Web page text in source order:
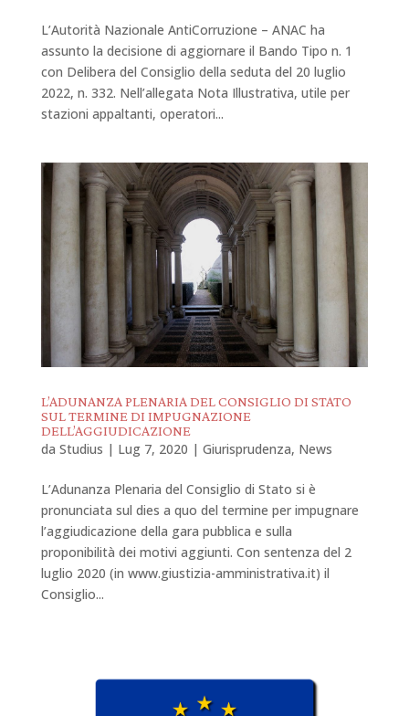
L’Autorità Nazionale AntiCorruzione – ANAC ha
assunto la decisione di aggiornare il Bando Tipo n. 1
con Delibera del Consiglio della seduta del 20 luglio
2022, n. 332. Nell’allegata Nota Illustrativa, utile per
stazioni appaltanti, operatori...
L’ADUNANZA PLENARIA DEL CONSIGLIO DI STATO
SUL TERMINE DI IMPUGNAZIONE
DELL’AGGIUDICAZIONE
da Studius | Lug 7, 2020 | Giurisprudenza, News
L’Adunanza Plenaria del Consiglio di Stato si è
pronunciata sul dies a quo del termine per impugnare
l’aggiudicazione della gara pubblica e sulla
proponibilità dei motivi aggiunti. Con sentenza del 2
luglio 2020 (in www.giustizia-amministrativa.it) il
Consiglio...